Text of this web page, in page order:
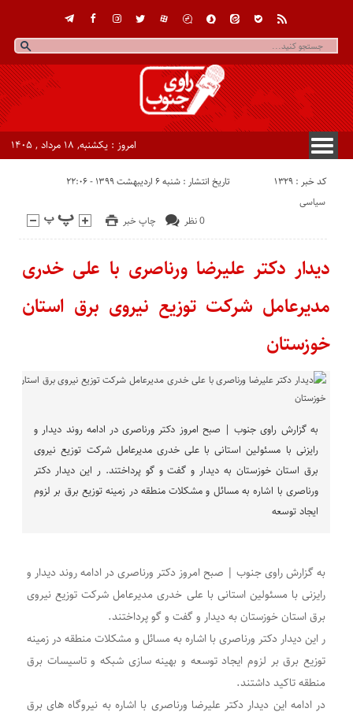
امروز : یکشنبه, ۱۸ مرداد , ۱۴۰۵
کد خبر : 1329 تاریخ انتشار : شنبه ۶ اردیبهشت ۱۳۹۹ - ۲۲:۰۶
چاپ خبر 0 نظر
سیاسی
دیدار دکتر علیرضا ورناصری با علی خدری
مدیرعامل شرکت توزیع نیروی برق استان
خوزستان
به گزارش راوی جنوب | صبح امروز دکتر ورناصری در ادامه روند دیدار و
رایزنی با مسئولین استانی با علی خدری مدیرعامل شرکت توزیع نیروی
برق استان خوزستان به دیدار و گفت و گو پرداختند. ر این دیدار دکتر
ورناصری با اشاره به مسائل و مشکلات منطقه در زمینه توزیع برق بر لزوم
ایجاد توسعه
به گزارش راوی جنوب | صبح امروز دکتر ورناصری در ادامه روند دیدار و
رایزنی با مسئولین استانی با علی خدری مدیرعامل شرکت توزیع نیروی
برق استان خوزستان به دیدار و گفت و گو پرداختند.
ر این دیدار دکتر ورناصری با اشاره به مسائل و مشکلات منطقه در زمینه
توزیع برق بر لزوم ایجاد توسعه و بهینه سازی شبکه و تاسیسات برق
منطقه تاکید داشتند.
در ادامه این دیدار دکتر علیرضا ورناصری با اشاره به نیروگاه های برق